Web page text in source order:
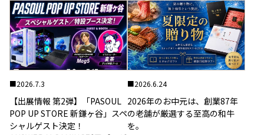
■2026.7.3
【出展情報 第2弾】「PASOUL
POP UP STORE 新鎌ヶ谷」スペ
シャルゲスト決定！
■2026.6.24
2026年のお中元は、創業87年
の老舗が厳選する至高の和牛
を。